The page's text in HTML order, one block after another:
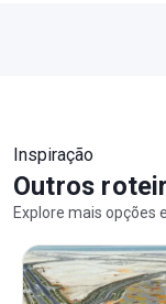
Inspiração
Outros
Explore mais opções